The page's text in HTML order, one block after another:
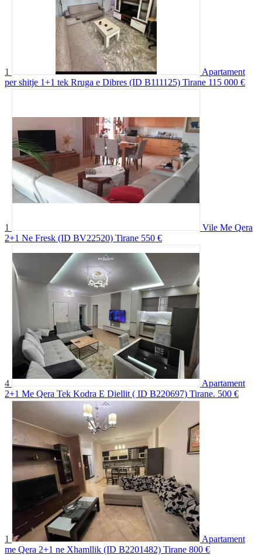
1
Apartament
per shitje 1+1 tek Rruga e Dibres (ID B111125) Tirane 115 000 €
1
Vile Me Qera
2+1 Ne Fresk (ID BV22520) Tirane 550 €
4
Apartament
2+1 Me Qera Tek Kodra E Diellit ( ID B220697) Tirane. 500 €
1
Apartament
me Qera 2+1 ne Xhamllik (ID B2201482) Tirane 800 €